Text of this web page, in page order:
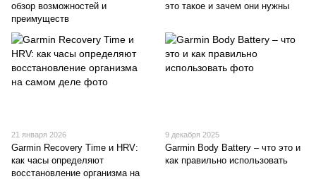
обзор возможностей и
преимуществ
это такое и зачем они нужны
21 января 2026
Garmin Recovery Time и HRV:
как часы определяют
восстановление организма на
9 декабря 2025
Garmin Body Battery – что это и
как правильно использовать